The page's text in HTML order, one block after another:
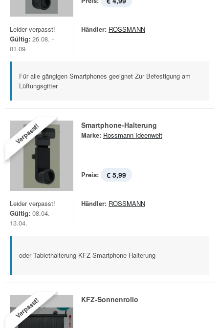
Leider verpasst!
Gültig: 26.08. -
01.09.
Händler: ROSSMANN
Für alle gängigen Smartphones geeignet Zur Befestigung am
Lüftungsgitter
Verpasst! Smartphone-Halterung
Marke: Rossmann Ideenwelt
Preis: € 5,99
Leider verpasst!
Gültig: 08.04. -
13.04.
Händler: ROSSMANN
oder Tablethalterung KFZ-Smartphone-Halterung
Verpasst! KFZ-Sonnenrollo